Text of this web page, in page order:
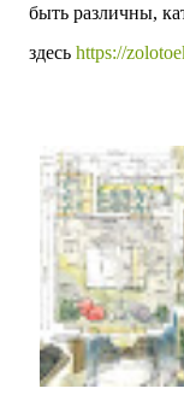
быть различны,
здесь https://